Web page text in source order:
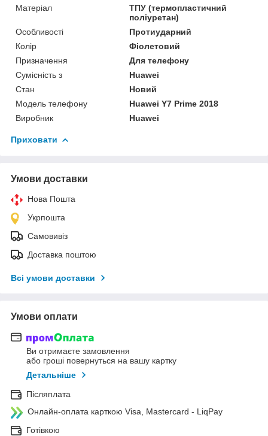
Матеріал
ТПУ (термопластичний
поліуретан)
Особливості
Протиударний
Колір
Фіолетовий
Призначення
Для телефону
Сумісність з
Huawei
Стан
Новий
Модель телефону
Huawei Y7 Prime 2018
Виробник
Huawei
Приховати
Умови доставки
Нова Пошта
Укрпошта
Самовивіз
Доставка поштою
Всі умови доставки
Умови оплати
Ви отримаєте замовлення
або гроші повернуться на вашу картку
Детальніше
Післяплата
Онлайн-оплата карткою Visa, Mastercard - LiqPay
Готівкою